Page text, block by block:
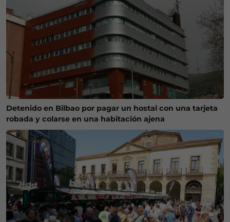
Detenido en Bilbao por pagar un hostal con una tarjeta
robada y colarse en una habitación ajena